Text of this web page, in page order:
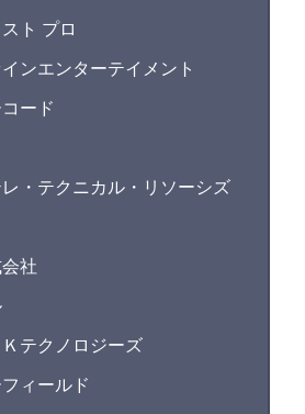
ト プロ
ンエンターテイメント
ード
・テクニカル・リソーシズ
社
テクノロジーズ
ィールド